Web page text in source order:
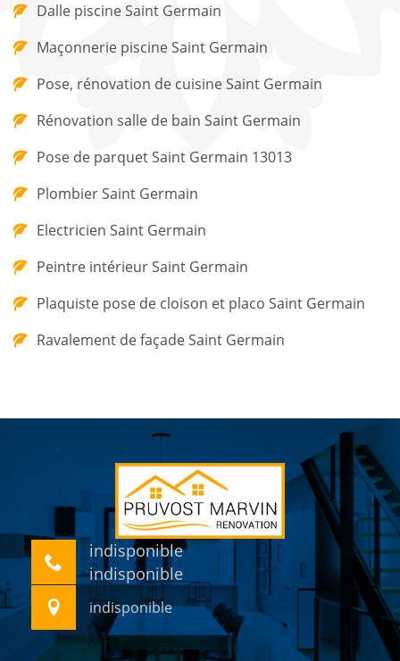
Dalle piscine Saint Germain
Maçonnerie piscine Saint Germain
Pose, rénovation de cuisine Saint Germain
Rénovation salle de bain Saint Germain
Pose de parquet Saint Germain 13013
Plombier Saint Germain
Electricien Saint Germain
Peintre intérieur Saint Germain
Plaquiste pose de cloison et placo Saint Germain
Ravalement de façade Saint Germain
indisponible
indisponible
indisponible